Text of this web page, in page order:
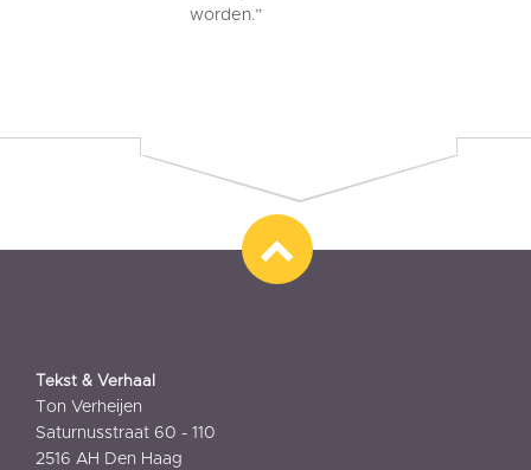
worden.”
Tekst & Verhaal
Ton Verheijen
Saturnusstraat 60 - 110
2516 AH Den Haag